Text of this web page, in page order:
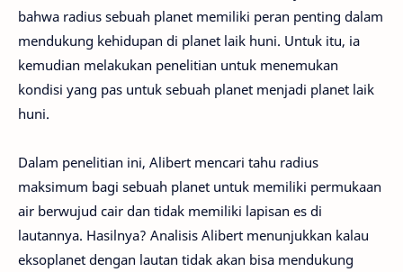
bahwa radius sebuah planet memiliki peran penting dalam
mendukung kehidupan di planet laik huni. Untuk itu, ia
kemudian melakukan penelitian untuk menemukan
kondisi yang pas untuk sebuah planet menjadi planet laik
huni.
Dalam penelitian ini, Alibert mencari tahu radius
maksimum bagi sebuah planet untuk memiliki permukaan
air berwujud cair dan tidak memiliki lapisan es di
lautannya. Hasilnya? Analisis Alibert menunjukkan kalau
eksoplanet dengan lautan tidak akan bisa mendukung